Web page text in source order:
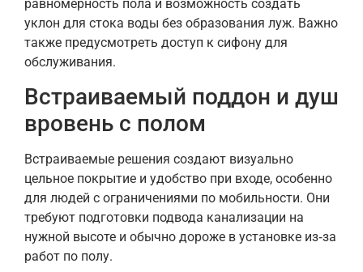
равномерность пола и возможность создать
уклон для стока воды без образования луж. Важно
также предусмотреть доступ к сифону для
обслуживания.
Встраиваемый поддон и душ
вровень с полом
Встраиваемые решения создают визуально
цельное покрытие и удобство при входе, особенно
для людей с ограничениями по мобильности. Они
требуют подготовки подвода канализации на
нужной высоте и обычно дороже в установке из‑за
работ по полу.